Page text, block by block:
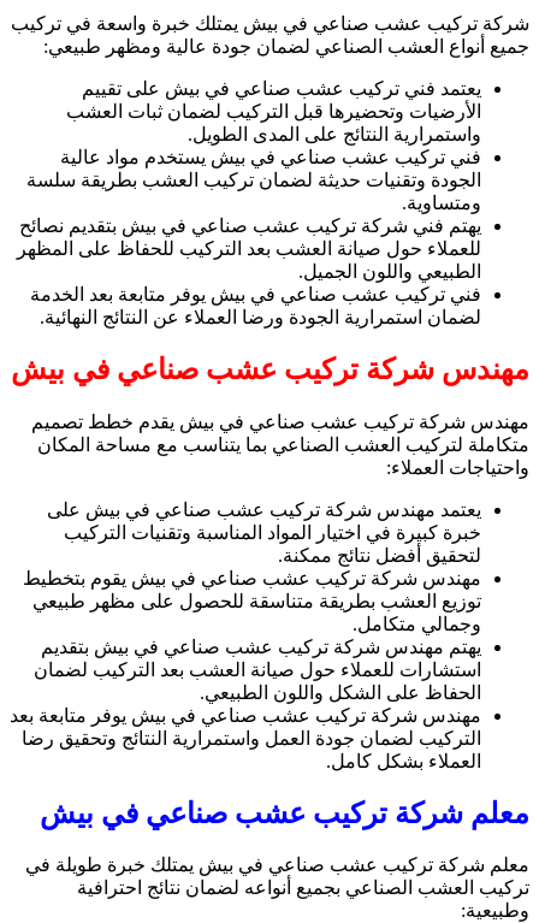
شركة تركيب عشب صناعي في بيش يمتلك خبرة واسعة في تركيب
جميع أنواع العشب الصناعي لضمان جودة عالية ومظهر طبيعي:
يعتمد فني تركيب عشب صناعي في بيش على تقييم
الأرضيات وتحضيرها قبل التركيب لضمان ثبات العشب
واستمرارية النتائج على المدى الطويل.
فني تركيب عشب صناعي في بيش يستخدم مواد عالية
الجودة وتقنيات حديثة لضمان تركيب العشب بطريقة سلسة
ومتساوية.
يهتم فني شركة تركيب عشب صناعي في بيش بتقديم نصائح
للعملاء حول صيانة العشب بعد التركيب للحفاظ على المظهر
الطبيعي واللون الجميل.
فني تركيب عشب صناعي في بيش يوفر متابعة بعد الخدمة
لضمان استمرارية الجودة ورضا العملاء عن النتائج النهائية.
مهندس شركة تركيب عشب صناعي في بيش
مهندس شركة تركيب عشب صناعي في بيش يقدم خطط تصميم
متكاملة لتركيب العشب الصناعي بما يتناسب مع مساحة المكان
واحتياجات العملاء:
يعتمد مهندس شركة تركيب عشب صناعي في بيش على
خبرة كبيرة في اختيار المواد المناسبة وتقنيات التركيب
لتحقيق أفضل نتائج ممكنة.
مهندس شركة تركيب عشب صناعي في بيش يقوم بتخطيط
توزيع العشب بطريقة متناسقة للحصول على مظهر طبيعي
وجمالي متكامل.
يهتم مهندس شركة تركيب عشب صناعي في بيش بتقديم
استشارات للعملاء حول صيانة العشب بعد التركيب لضمان
الحفاظ على الشكل واللون الطبيعي.
مهندس شركة تركيب عشب صناعي في بيش يوفر متابعة بعد
التركيب لضمان جودة العمل واستمرارية النتائج وتحقيق رضا
العملاء بشكل كامل.
معلم شركة تركيب عشب صناعي في بيش
معلم شركة تركيب عشب صناعي في بيش يمتلك خبرة طويلة في
تركيب العشب الصناعي بجميع أنواعه لضمان نتائج احترافية
وطبيعية: